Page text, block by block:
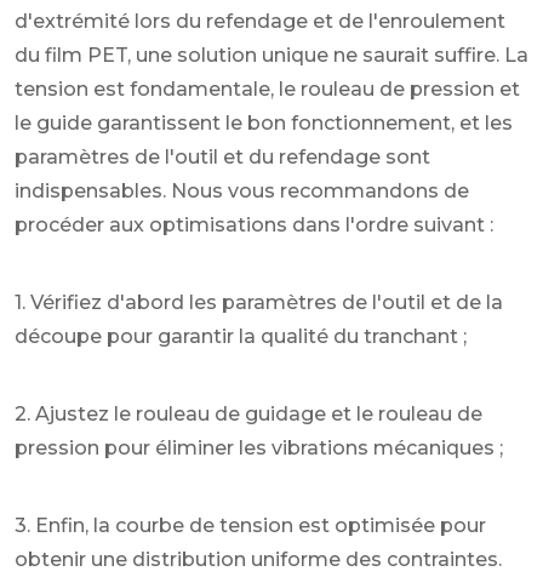
d'extrémité lors du refendage et de l'enroulement
du film PET, une solution unique ne saurait suffire. La
tension est fondamentale, le rouleau de pression et
le guide garantissent le bon fonctionnement, et les
paramètres de l'outil et du refendage sont
indispensables. Nous vous recommandons de
procéder aux optimisations dans l'ordre suivant :
1. Vérifiez d'abord les paramètres de l'outil et de la
découpe pour garantir la qualité du tranchant ;
2. Ajustez le rouleau de guidage et le rouleau de
pression pour éliminer les vibrations mécaniques ;
3. Enfin, la courbe de tension est optimisée pour
obtenir une distribution uniforme des contraintes.